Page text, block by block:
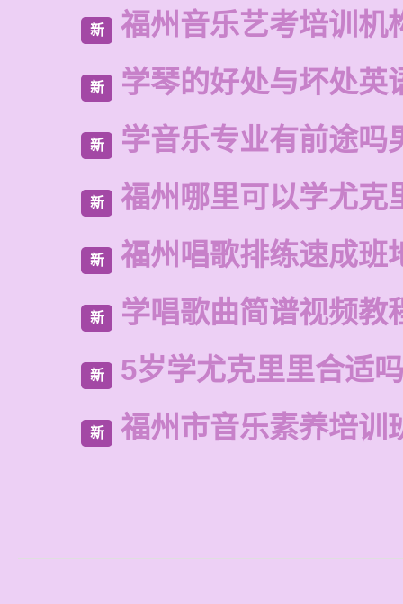
新 福州音乐艺考培训机
新 学琴的好处与坏处英
新 学音乐专业有前途吗
新 福州哪里可以学尤克
新 福州唱歌排练速成班
新 学唱歌曲简谱视频教
新 5岁学尤克里里合适
新 福州市音乐素养培训